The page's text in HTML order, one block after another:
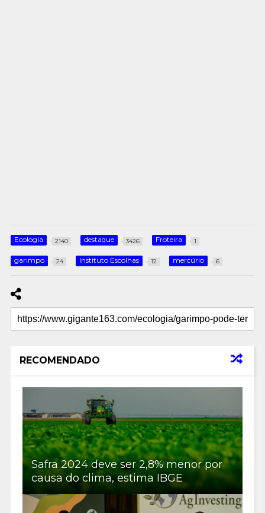
Ecologia 2140 destaque 3426 Froteira 1
garimpo 24 Instituto Escolhas 12 mercúrio 6
RECOMENDADO
Safra 2024 deve ser 2,8% menor por
causa do clima, estima IBGE